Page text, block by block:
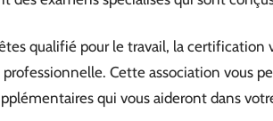
qualifié pour le travail, la
Cette association vous
qui vous aideront dans